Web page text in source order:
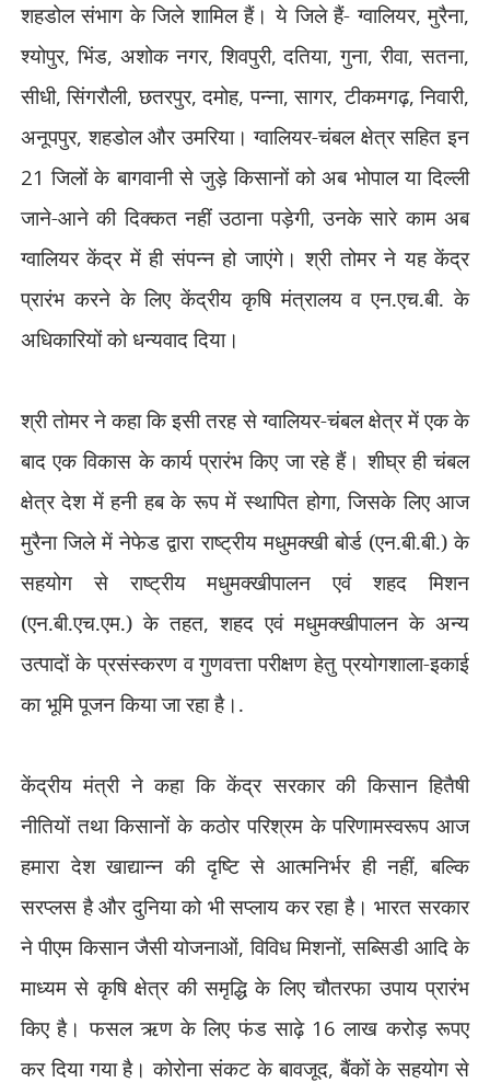
शहडोल संभाग के जिले शामिल हैं। ये जिले हैं- ग्वालियर,मुरैना,
श्योपुर,भिंड, अशोक नगर,शिवपुरी,दतिया,गुना,रीवा,सतना,
सीधी,सिंगरौली,छतरपुर,दमोह,पन्ना,सागर,टीकमगढ़,निवारी,
अनूपपुर,शहडोल और उमरिया। ग्वालियर-चंबल क्षेत्र सहित इन
21 जिलों के बागवानी से जुड़े किसानों को अब भोपाल या दिल्ली
जाने-आने की दिक्कत नहीं उठाना पड़ेगी,उनके सारे काम अब
ग्वालियर केंद्र में ही संपन्न हो जाएंगे। श्री तोमर ने यह केंद्र
प्रारंभ करने के लिए केंद्रीय कृषि मंत्रालय व एन.एच.बी. के
अधिकारियों को धन्यवाद दिया।
श्री तोमर ने कहा कि इसी तरह से ग्वालियर-चंबल क्षेत्र में एक के
बाद एक विकास के कार्य प्रारंभ किए जा रहे हैं। शीघ्र ही चंबल
क्षेत्र देश में हनी हब के रूप में स्थापित होगा,जिसके लिए आज
मुरैना जिले में नेफेड द्वारा राष्ट्रीय मधुमक्खी बोर्ड (एन.बी.बी.) के
सहयोग से राष्ट्रीय मधुमक्खीपालन एवं शहद मिशन
(एन.बी.एच.एम.) के तहत,शहद एवं मधुमक्खीपालन के अन्य
उत्पादों के प्रसंस्करण व गुणवत्ता परीक्षण हेतु प्रयोगशाला-इकाई
का भूमि पूजन किया जा रहा है।.
केंद्रीय मंत्री ने कहा कि केंद्र सरकार की किसान हितैषी
नीतियों तथा किसानों के कठोर परिश्रम के परिणामस्वरूप आज
हमारा देश खाद्यान्न की दृष्टि से आत्मनिर्भर ही नहीं,बल्कि
सरप्लस है और दुनिया को भी सप्लाय कर रहा है। भारत सरकार
ने पीएम किसान जैसी योजनाओं,विविध मिशनों,सब्सिडी आदि के
माध्यम से कृषि क्षेत्र की समृद्धि के लिए चौतरफा उपाय प्रारंभ
किए है। फसल ऋण के लिए फंड साढ़े 16 लाख करोड़ रूपए
कर दिया गया है। कोरोना संकट के बावजूद,बैंकों के सहयोग से